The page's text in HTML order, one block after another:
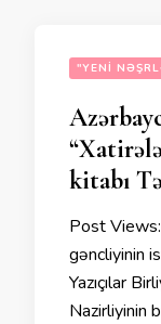
"YENI
kitabı
Post
gəncliyinin
Yazıçılar
Nazirliyinin